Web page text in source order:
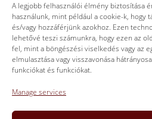
A legjobb felhasználói élmény biztosítása
használunk, mint például a cookie-k, hogy
és/vagy hozzáférjünk azokhoz. Ezen
lehetővé teszi számunkra, hogy ezen az
fel, mint a böngészési viselkedés vagy az
elmulasztása vagy visszavonása
funkciókat és funkciókat.
Manage services
egyensúlyt teremtsen a borban.
Jean-Jaques Dubois rájött,
környékén, a sziklán a
érik, és nagyon érdekes
aromás crescendót és erőteljes